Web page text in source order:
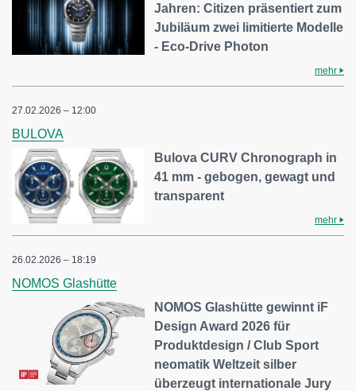
Jahren: Citizen präsentiert zum
Jubiläum zwei limitierte Modelle
- Eco-Drive Photon
mehr
27.02.2026 – 12:00
BULOVA
Bulova CURV Chronograph in
41 mm - gebogen, gewagt und
transparent
mehr
26.02.2026 – 18:19
NOMOS Glashütte
NOMOS Glashütte gewinnt iF
Design Award 2026 für
Produktdesign / Club Sport
neomatik Weltzeit silber
überzeugt internationale Jury